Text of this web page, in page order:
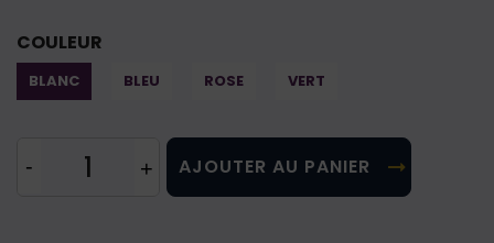
COULEUR
BLANC BLEU ROSE VERT
AJOUTER AU PANIER